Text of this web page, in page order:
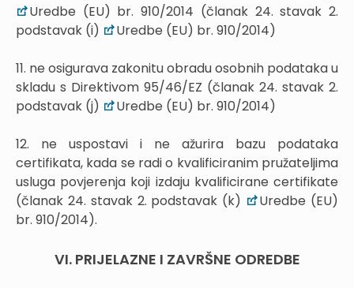
Uredbe (EU) br. 910/2014 (članak 24. stavak 2.
podstavak (i)
Uredbe (EU) br. 910/2014)
11. ne osigurava zakonitu obradu osobnih podataka u
skladu s Direktivom 95/46/EZ (članak 24. stavak 2.
podstavak (j)
Uredbe (EU) br. 910/2014)
12. ne uspostavi i ne ažurira bazu podataka
certifikata, kada se radi o kvalificiranim pružateljima
usluga povjerenja koji izdaju kvalificirane certifikate
(članak 24. stavak 2. podstavak (k)
Uredbe (EU)
br. 910/2014).
VI. PRIJELAZNE I ZAVRŠNE ODREDBE